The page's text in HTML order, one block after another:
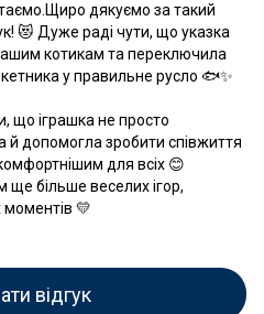
дякуємо за такий
😻 Дуже раді чути, що указка
котикам та переключила
у правильне русло 🐟✨
що іграшка не просто
й допомогла зробити співжиття
для всіх 😊
більше веселих ігор,
моментів 💛
відгук